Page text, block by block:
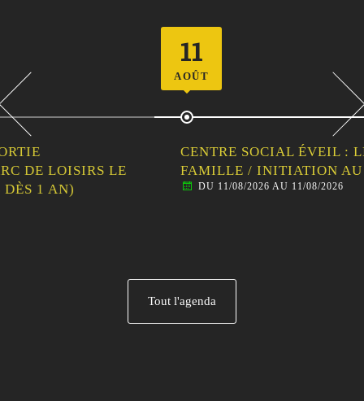
AOÛT
CENTRE SOCIAL ÉVEIL : LES ATELIERS EN
FAMILLE / INITIATION AU CIRQUE
DU 11/08/2026 AU 11/08/2026
Tout l'agenda